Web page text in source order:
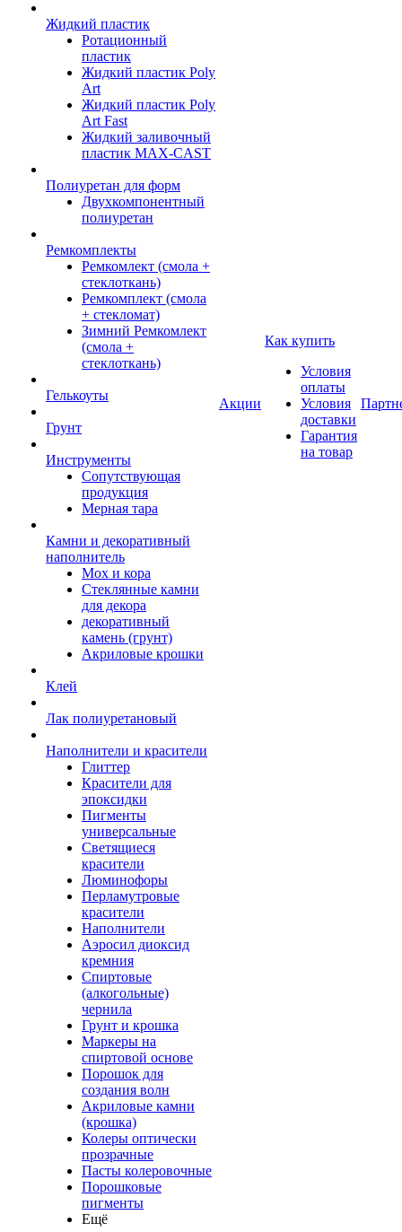
Жидкий пластик
Ротационный
пластик
Жидкий пластик Poly
Art
Жидкий пластик Poly
Art Fast
Жидкий заливочный
пластик MAX-CAST
Полиуретан для форм
Двухкомпонентный
полиуретан
Ремкомплекты
Ремкомлект (смола +
стеклоткань)
Ремкомплект (смола
+ стекломат)
Зимний Ремкомлект
(смола +
стеклоткань)
Гелькоуты
Грунт
Инструменты
Сопутствующая
продукция
Мерная тара
Камни и декоративный
наполнитель
Мох и кора
Стеклянные камни
для декора
декоративный
камень (грунт)
Акриловые крошки
Клей
Лак полиуретановый
Наполнители и красители
Глиттер
Красители для
эпоксидки
Пигменты
универсальные
Светящиеся
красители
Люминофоры
Перламутровые
красители
Наполнители
Аэросил диоксид
кремния
Спиртовые
(алкогольные)
чернила
Грунт и крошка
Маркеры на
спиртовой основе
Порошок для
создания волн
Акриловые камни
(крошка)
Колеры оптически
прозрачные
Пасты колеровочные
Порошковые
пигменты
Ещё
Акции
Как купить
Условия
оплаты
Условия
доставки
Гарантия
на товар